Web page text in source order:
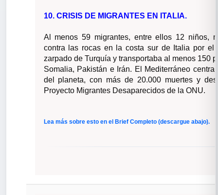
10. CRISIS DE MIGRANTES EN ITALIA.
Al menos 59 migrantes, entre ellos 12 niños,
contra las rocas en la costa sur de Italia por el
zarpado de Turquía y transportaba al menos 150
Somalia, Pakistán e Irán. El Mediterráneo
del planeta, con más de 20.000 muertes y
Proyecto Migrantes Desaparecidos de la ONU.
Lea más sobre esto en el Brief Completo (descargue abajo).